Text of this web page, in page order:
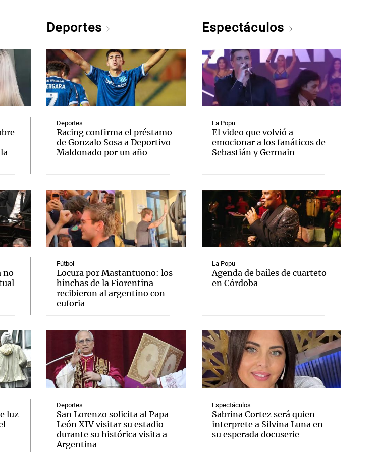
no
luz
Deportes
Deportes
Racing confirma el préstamo
de Gonzalo Sosa a Deportivo
Maldonado por un año
Fútbol
Locura por Mastantuono: los
hinchas de la Fiorentina
recibieron al argentino con
euforia
Deportes
San Lorenzo solicita al Papa
León XIV visitar su estadio
durante su histórica visita a
Argentina
Espectáculos
La Popu
El video que volvió a
emocionar a los fanáticos de
Sebastián y Germain
La Popu
Agenda de bailes de cuarteto
en Córdoba
Espectáculos
Sabrina Cortez será quien
interprete a Silvina Luna en
su esperada docuserie
El huracán de Arequito
Notas
Cadena 3 en Groenlandia